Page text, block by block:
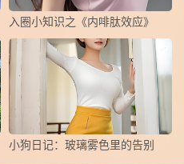
​入圈小知识之《内啡肽效应》
小狗日记：玻璃雾色里的告别